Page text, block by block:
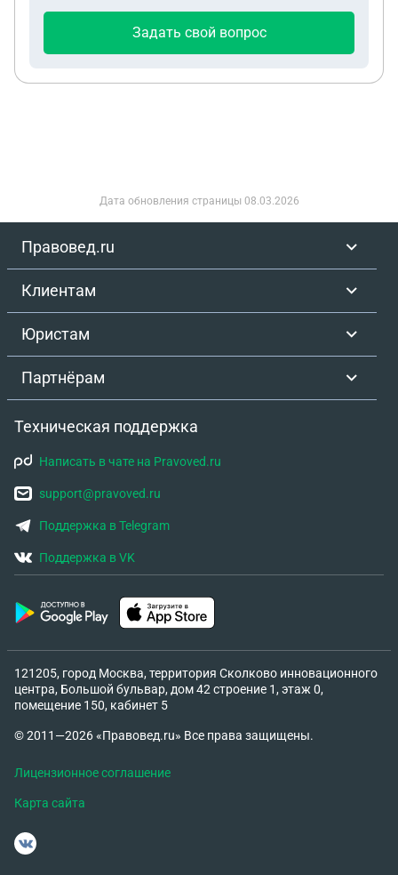
Задать свой вопрос
Дата обновления страницы 08.03.2026
Правовед.ru
Клиентам
Юристам
Партнёрам
Техническая поддержка
Написать в чате на Pravoved.ru
support@pravoved.ru
Поддержка в Telegram
Поддержка в VK
121205, город Москва, территория Сколково инновационного
центра, Большой бульвар, дом 42 строение 1, этаж 0,
помещение 150, кабинет 5
© 2011—2026 «Правовед.ru» Все права защищены.
Лицензионное соглашение
Карта сайта